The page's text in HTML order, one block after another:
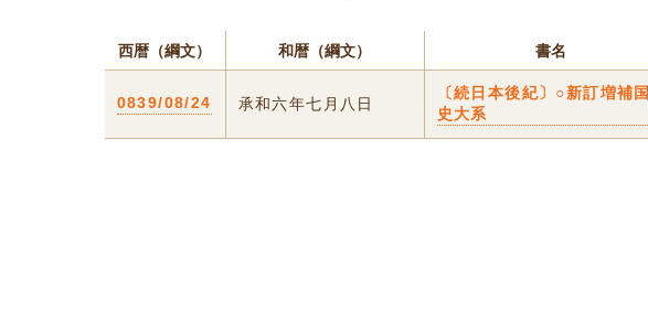
西暦（綱文） 和暦（綱文） 書名
0839/08/24 承和六年七月八日
〔続日本後紀〕○新訂増補国
史大系